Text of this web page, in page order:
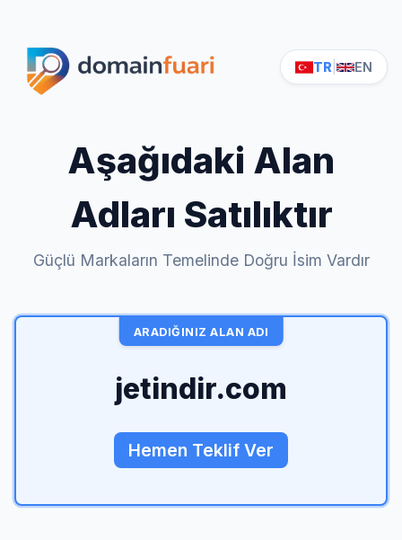
TR EN
Aşağıdaki Alan
Adları Satılıktır
Güçlü Markaların Temelinde Doğru İsim Vardır
ARADIĞINIZ ALAN ADI
jetindir.com
Hemen Teklif Ver